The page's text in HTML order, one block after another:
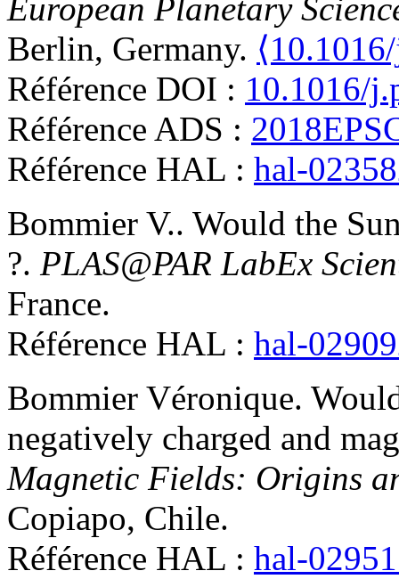
European Planetary
Berlin, Germany.
Référence DOI : 10.1016/
Référence ADS :
Référence HAL : hal-
Bommier V.. Would the
?. PLAS@PAR LabEx
France.
Référence HAL : hal-
Bommier Véronique.
negatively charged and
Magnetic Fields: Origins
Copiapo, Chile.
Référence HAL : hal-